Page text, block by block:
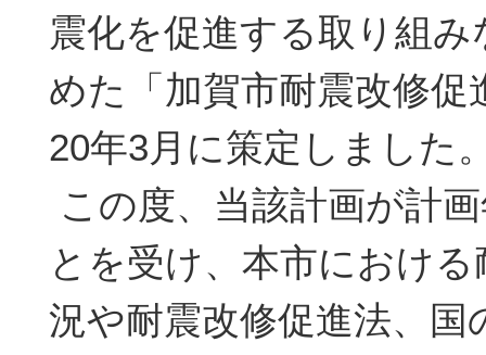
震化を促進する取り組
めた「加賀市耐震改修促
20年3月に策定しました
この度、当該計画が計
とを受け、本市におけ
況や耐震改修促進法、国